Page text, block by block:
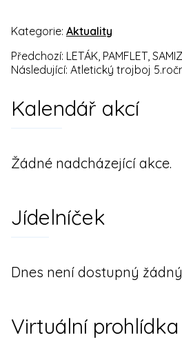
Kategorie: Aktuality
Navigace
pro
Předchozí: LETÁK, PAMFLET,
Následující: Atletický trojboj
Kalendář akcí
Žádné nadcházející akce.
Jídelníček
Dnes není dostupný
Virtuální prohlídka